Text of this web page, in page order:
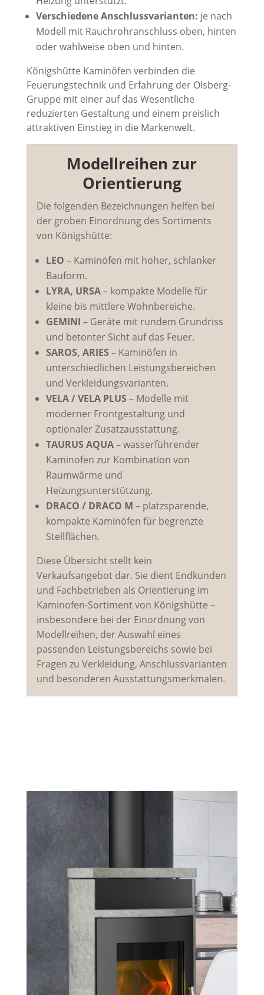
Verschiedene Anschlussvarianten: je nach
Modell mit Rauchrohranschluss oben, hinten
oder wahlweise oben und hinten.
Königshütte Kaminöfen verbinden die
Feuerungstechnik und Erfahrung der Olsberg-
Gruppe mit einer auf das Wesentliche
reduzierten Gestaltung und einem preislich
attraktiven Einstieg in die Markenwelt.
Modellreihen zur
Orientierung
Die folgenden Bezeichnungen helfen bei
der groben Einordnung des Sortiments
von Königshütte:
LEO – Kaminöfen mit hoher, schlanker
Bauform.
LYRA, URSA– kompakte Modelle für
kleine bis mittlere Wohnbereiche.
GEMINI – Geräte mit rundem Grundriss
und betonter Sicht auf das Feuer.
SAROS, ARIES – Kaminöfen in
unterschiedlichen Leistungsbereichen
und Verkleidungsvarianten.
VELA / VELA PLUS – Modelle mit
moderner Frontgestaltung und
optionaler Zusatzausstattung.
TAURUS AQUA– wasserführender
Kaminofen zur Kombination von
Raumwärme und
Heizungsunterstützung.
DRACO / DRACO M – platzsparende,
kompakte Kaminöfen für begrenzte
Stellflächen.
Diese Übersicht stellt kein
Verkaufsangebot dar. Sie dient Endkunden
und Fachbetrieben als Orientierung im
Kaminofen-Sortiment von Königshütte –
insbesondere bei der Einordnung von
Modellreihen, der Auswahl eines
passenden Leistungsbereichs sowie bei
Fragen zu Verkleidung, Anschlussvarianten
und besonderen Ausstattungsmerkmalen.